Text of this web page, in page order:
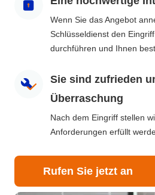
Wenn Sie das Angebot
Schlüsseldienst den
durchführen und Ihnen
Sie sind zufrieden
Überraschung
Nach dem Eingriff stellen
Anforderungen erfüllt
Rufen Sie jetzt an